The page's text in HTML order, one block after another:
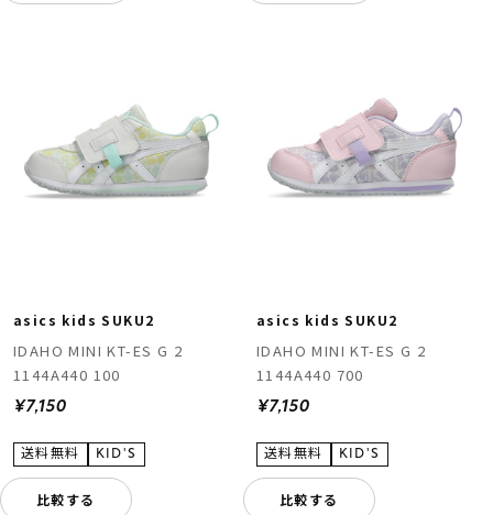
asics kids SUKU2
IDAHO MINI KT-ES G 2
1144A440 100
¥7,150
比較する
asics kids SUKU2
IDAHO MINI KT-ES G 2
1144A440 700
¥7,150
比較する